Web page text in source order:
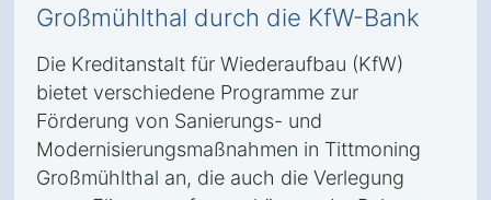
Großmühlthal durch die KfW-Bank
Die Kreditanstalt für Wiederaufbau (KfW)
bietet verschiedene Programme zur
Förderung von Sanierungs- und
Modernisierungsmaßnahmen in Tittmoning
Großmühlthal an, die auch die Verlegung